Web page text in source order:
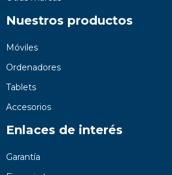
Nuestros productos
Móviles
Ordenadores
Tablets
Accesorios
Enlaces de interés
Garantía